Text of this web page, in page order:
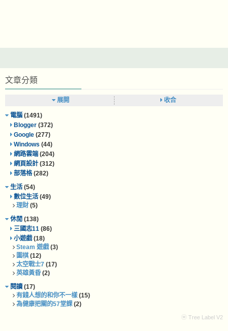
文章分類
展開 收合
電腦 (1491)
Blogger (372)
Google (277)
Windows (44)
網路雲端(204)
網頁設計(312)
部落格(282)
生活(54)
數位生活(49)
理財(5)
休閒 (138)
三國志11 (86)
小遊戲(18)
Steam 遊戲(3)
圍棋(12)
太空戰士7 (17)
英雄黃昏 (2)
閱讀 (17)
有錢人想的和你不一樣(15)
為健康把關的57堂課(2)
ⓦ Tree Label V2